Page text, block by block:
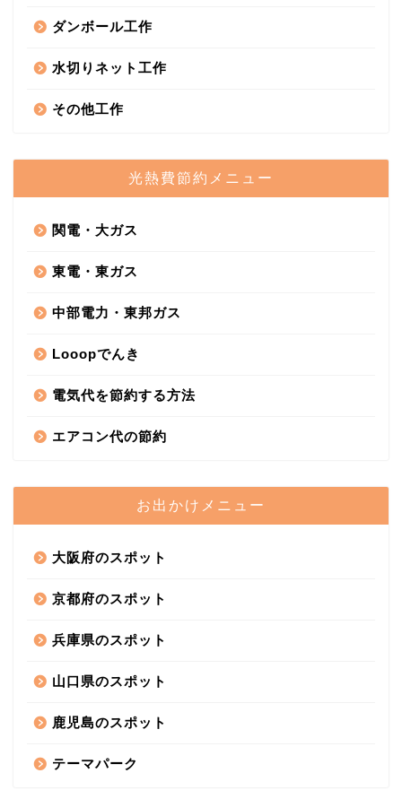
ダンボール工作
水切りネット工作
その他工作
光熱費節約メニュー
関電・大ガス
東電・東ガス
中部電力・東邦ガス
Looopでんき
電気代を節約する方法
エアコン代の節約
お出かけメニュー
大阪府のスポット
京都府のスポット
兵庫県のスポット
山口県のスポット
鹿児島のスポット
テーマパーク